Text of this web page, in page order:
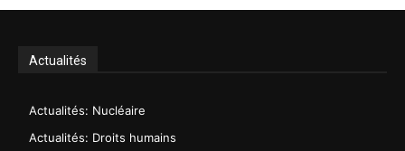
Actualités
Actualités: Nucléaire
Actualités: Droits humains